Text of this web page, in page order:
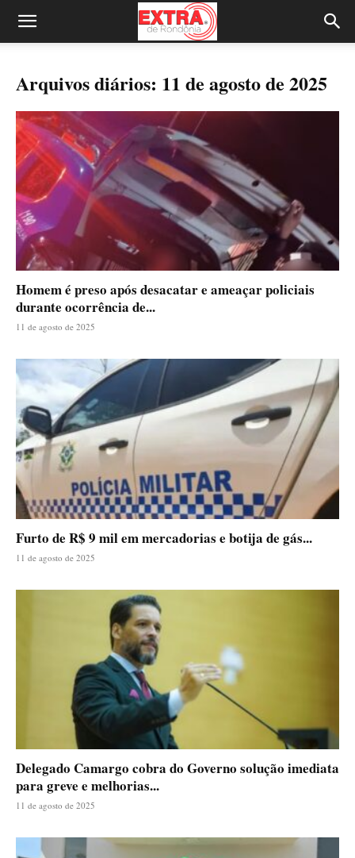
Arquivos diários: 11 de agosto de 2025
Homem é preso após desacatar e ameaçar policiais
durante ocorrência de...
11 de agosto de 2025
Furto de R$ 9 mil em mercadorias e botija de gás...
11 de agosto de 2025
Delegado Camargo cobra do Governo solução imediata
para greve e melhorias...
11 de agosto de 2025